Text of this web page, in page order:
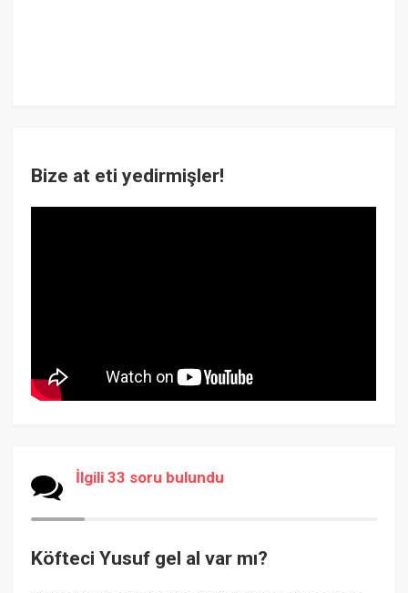
Bize at eti yedirmişler!
İlgili 33 soru bulundu
Köfteci Yusuf gel al var mı?